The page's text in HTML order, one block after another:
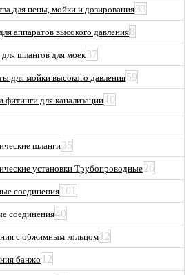
для пены, мойки и дозирования33
аппаратов высокого давления8
шлангов для моек37
для мойки высокого давления59
фитинги для канализации 10
шланги35
установки Трубопроводные26
соединения 101
соединения40
с обжимным кольцом 12
банжо 12